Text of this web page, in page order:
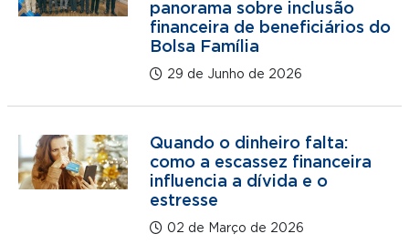
panorama sobre inclusão
financeira de beneficiários do
Bolsa Família
29 de Junho de 2026
Quando o dinheiro falta:
como a escassez financeira
influencia a dívida e o
estresse
02 de Março de 2026